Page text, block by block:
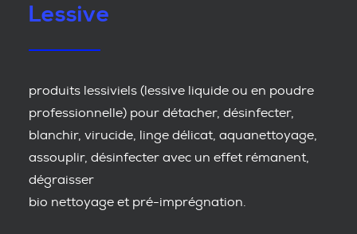
Lessive
produits lessiviels (lessive liquide ou en poudre
professionnelle) pour détacher, désinfecter,
blanchir, virucide, linge délicat, aquanettoyage,
assouplir, désinfecter avec un effet rémanent,
dégraisser
bio nettoyage et pré-imprégnation.